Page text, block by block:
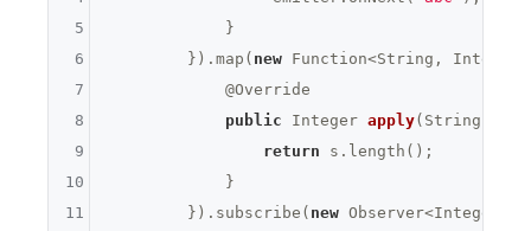
            }
        }).map(
new Function<String,
@Override
public Integer apply(String s)
return s.length();
            }
        }).subscribe(
new
5
6
7
8
9
10
11